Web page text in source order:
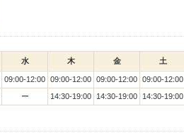
水 木 金 土
09:00-12:00 09:00-12:00 09:00-12:00 09:00-12:00
ー 14:30-19:00 14:30-19:00 14:30-19:00